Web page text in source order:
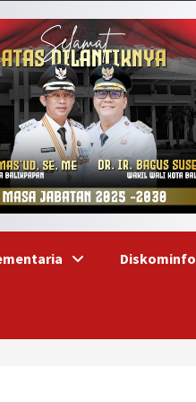
Diskominfo